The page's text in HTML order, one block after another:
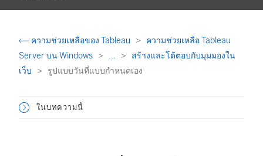
ความช่วยเหลือของ Tableau
ความช่วยเหลือ Tableau
Server บน Windows
...
สร้างและโต้ตอบกับมุมมองใน
เว็บ
รูปแบบวันที่แบบกำหนดเอง
ในบทความนี้